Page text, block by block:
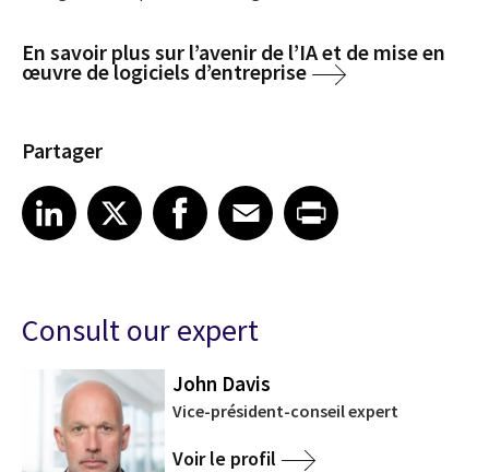
En savoir plus sur l’avenir de l’IA et de mise en
œuvre de logiciels d’entreprise
Partager
Share article on LinkedIn
LinkedIn
Share article on XShare article on Facebook
Facebook
Share article on Email
EmailShare article on Print
Consult our expert
John Davis
Vice-président-conseil expert
Voir le profil